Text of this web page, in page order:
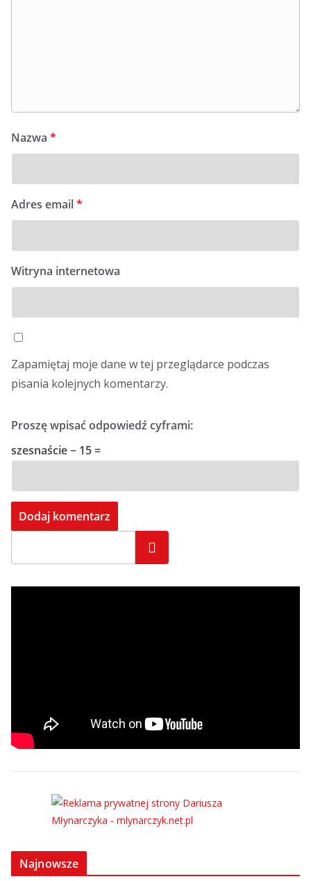
Nazwa *
Adres email*
Witryna internetowa
Zapamiętaj moje dane w tej przeglądarce podczas
pisania kolejnych komentarzy.
Proszę wpisać odpowiedź cyframi:
szesnaście − 15 =
Szukaj
Najnowsze